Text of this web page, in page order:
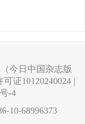
今日中国杂志版
证10120240024 |
-4
10-68996373